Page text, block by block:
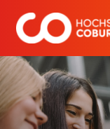
Inhalt
springen
Studieren
Forschen